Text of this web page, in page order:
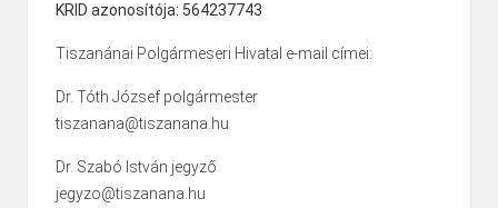
KRID azonosítója: 564237743
Tiszanánai Polgármeseri Hivatal e-mail címei:
Dr. Tóth József polgármester
tiszanana@tiszanana.hu
Dr. Szabó István jegyző
jegyzo@tiszanana.hu